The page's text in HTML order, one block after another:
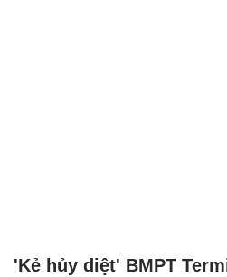
'Kẻ hủy diệt' BMPT